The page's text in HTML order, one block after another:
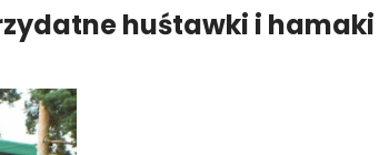
huśtawki i hamaki